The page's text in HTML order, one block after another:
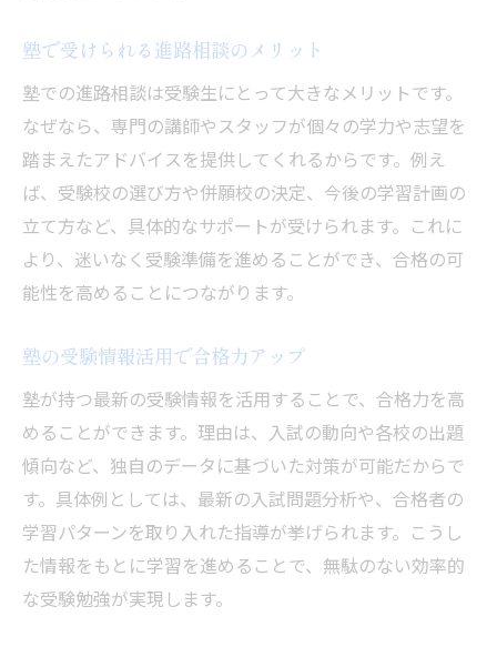
塾で受けられる進路相談のメリット
塾での進路相談は受験生にとって大きなメリットです。
なぜなら、専門の講師やスタッフが個々の学力や志望を
踏まえたアドバイスを提供してくれるからです。例え
ば、受験校の選び方や併願校の決定、今後の学習計画の
立て方など、具体的なサポートが受けられます。これに
より、迷いなく受験準備を進めることができ、合格の可
能性を高めることにつながります。
塾の受験情報活用で合格力アップ
塾が持つ最新の受験情報を活用することで、合格力を高
めることができます。理由は、入試の動向や各校の出題
傾向など、独自のデータに基づいた対策が可能だからで
す。具体例としては、最新の入試問題分析や、合格者の
学習パターンを取り入れた指導が挙げられます。こうし
た情報をもとに学習を進めることで、無駄のない効率的
な受験勉強が実現します。